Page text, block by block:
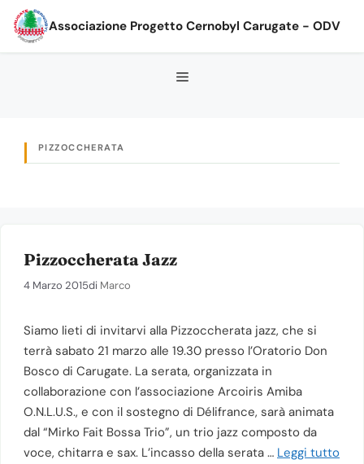
Associazione Progetto Cernobyl Carugate - ODV
PIZZOCCHERATA
Pizzoccherata Jazz
4 Marzo 2015di Marco
Siamo lieti di invitarvi alla Pizzoccherata jazz, che si
terrà sabato 21 marzo alle 19.30 presso l’Oratorio Don
Bosco di Carugate. La serata, organizzata in
collaborazione con l’associazione Arcoiris Amiba
O.N.L.U.S., e con il sostegno di Délifrance, sarà animata
dal “Mirko Fait Bossa Trio”, un trio jazz composto da
voce, chitarra e sax. L’incasso della serata … Leggi tutto